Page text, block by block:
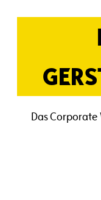
Inhalt
Das Corporate